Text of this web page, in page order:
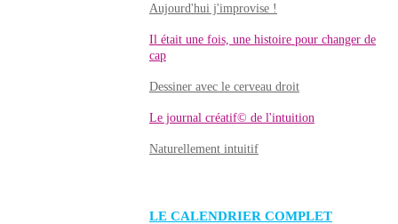
Aujourd'hui j'improvise !
Il était une fois, une histoire pour changer de
cap
Dessiner avec le cerveau droit
Le journal créatif© de l'intuition
Naturellement intuitif
LE CALENDRIER COMPLET